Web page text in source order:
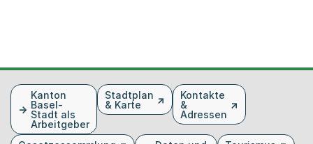
FusszeileKanton
Basel-
Stadt als
Arbeitgeber
Stadtplan
& Karte
Kontakte
&
Adressen